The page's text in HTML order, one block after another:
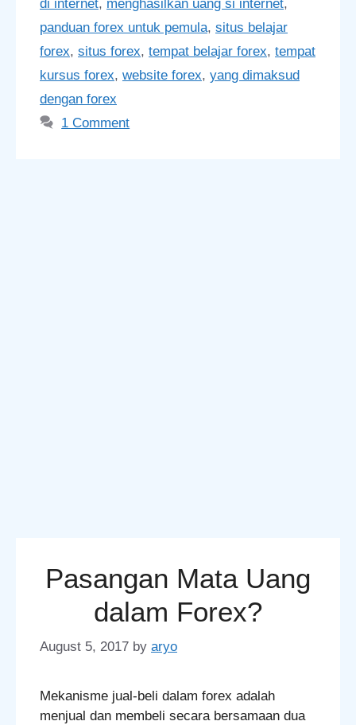
di internet, menghasilkan uang si internet,
panduan forex untuk pemula, situs belajar
forex, situs forex, tempat belajar forex, tempat
kursus forex, website forex, yang dimaksud
dengan forex
1 Comment
Pasangan Mata Uang
dalam Forex?
August 5, 2017 by aryo
Mekanisme jual-beli dalam forex adalah
menjual dan membeli secara bersamaan dua